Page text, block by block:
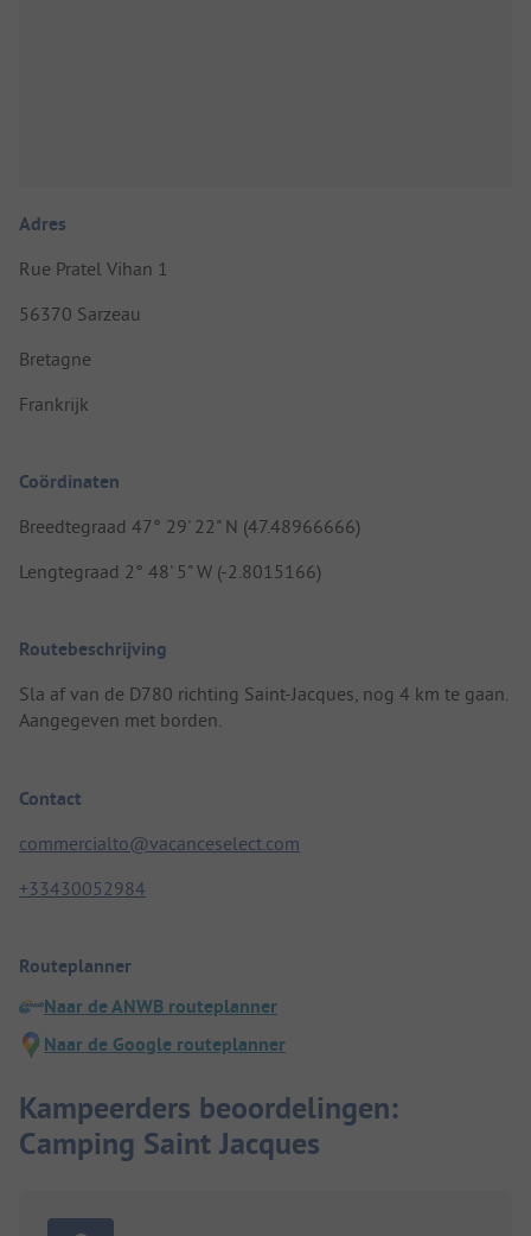
Adres
Rue Pratel Vihan 1
56370 Sarzeau
Bretagne
Frankrijk
Coördinaten
Breedtegraad 47° 29' 22" N (47.48966666)
Lengtegraad 2° 48' 5" W (-2.8015166)
Routebeschrijving
Sla af van de D780 richting Saint-Jacques, nog 4 km te gaan.
Aangegeven met borden.
Contact
commercialto@vacanceselect.com
+33430052984
Routeplanner
Naar de ANWB routeplanner
Naar de Google routeplanner
Kampeerders beoordelingen:
Camping Saint Jacques